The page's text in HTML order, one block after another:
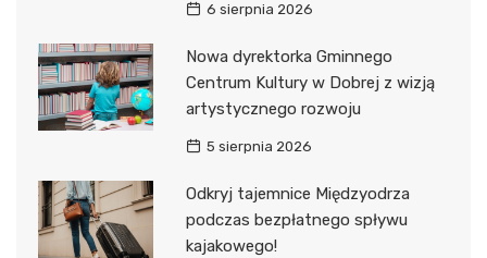
6 sierpnia 2026
Nowa dyrektorka Gminnego
Centrum Kultury w Dobrej z wizją
artystycznego rozwoju
5 sierpnia 2026
Odkryj tajemnice Międzyodrza
podczas bezpłatnego spływu
kajakowego!